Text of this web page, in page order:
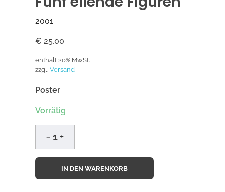
2001
€ 25,00
enthält 20% MwSt.
zzgl. Versand
Poster
Vorrätig
IN DEN WARENKORB